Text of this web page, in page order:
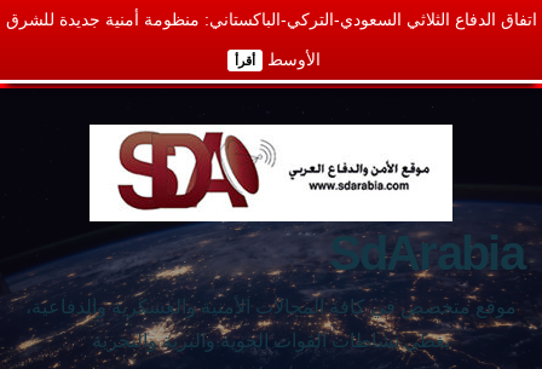
اتفاق الدفاع الثلاثي السعودي-التركي-الباكستاني: منظومة أمنية جديدة للشرق
الأوسط أقرأ
SdArabia
موقع متخصص في كافة المجالات الأمنية والعسكرية والدفاعية،
يغطي نشاطات القوات الجوية والبرية والبحرية